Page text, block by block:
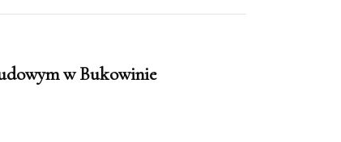
w Bukowinie